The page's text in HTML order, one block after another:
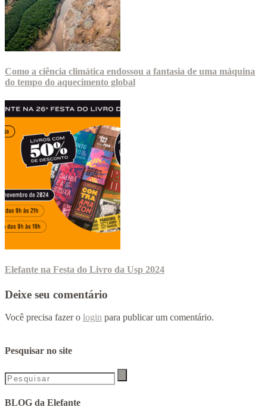
Como a ciência climática endossou a fantasia de uma máquina
do tempo do aquecimento global
Elefante na Festa do Livro da Usp 2024
Deixe seu comentário
Você precisa fazer o login para publicar um comentário.
Pesquisar no site
BLOG da Elefante